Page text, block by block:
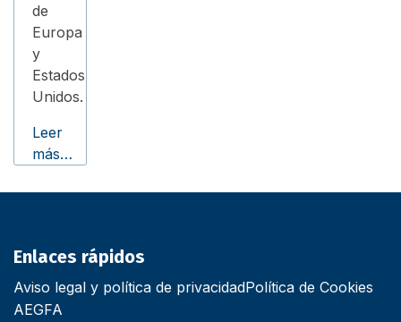
de
Europa
y
Estados
Unidos.
Leer
más…
Enlaces rápidos
Aviso legal y política de privacidadPolítica de Cookies
AEGFA